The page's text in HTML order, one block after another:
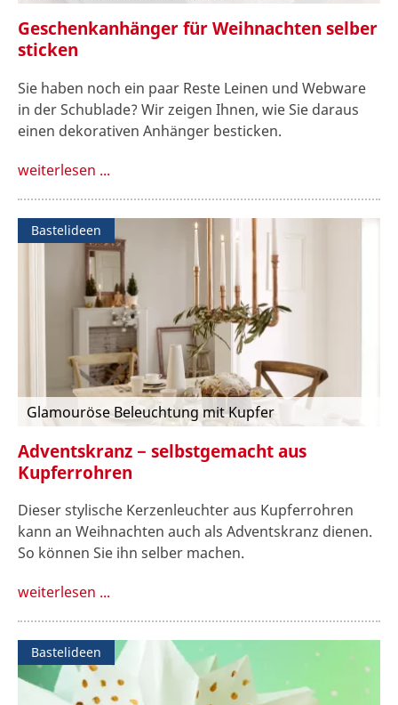
Geschenkanhänger für Weihnachten selber
sticken
Sie haben noch ein paar Reste Leinen und Webware
in der Schublade? Wir zeigen Ihnen, wie Sie daraus
einen dekorativen Anhänger besticken.
weiterlesen ...
Bastelideen
Glamouröse Beleuchtung mit Kupfer
Adventskranz − selbstgemacht aus
Kupferrohren
Dieser stylische Kerzenleuchter aus Kupferrohren
kann an Weihnachten auch als Adventskranz dienen.
So können Sie ihn selber machen.
weiterlesen ...
Bastelideen